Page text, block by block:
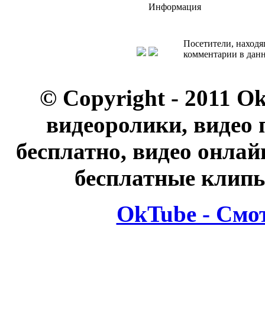
Информация
Посетители,
комментарии в
© Copyright - 2011
видеоролики, видео
бесплатно, видео
бесплатные
OkTube -